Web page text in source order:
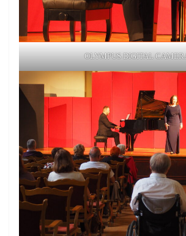
OLYMPUS DIGITAL